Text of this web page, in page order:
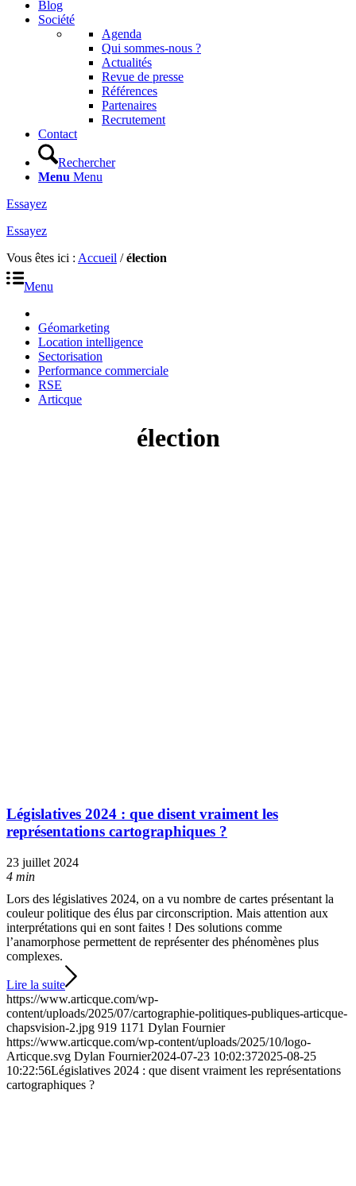
Blog
Société
Agenda
Qui sommes-nous ?
Actualités
Revue de presse
Références
Partenaires
Recrutement
Contact
Rechercher
Menu Menu
Essayez
Essayez
Vous êtes ici : Accueil /élection
Menu
Géomarketing
Location intelligence
Sectorisation
Performance commerciale
RSE
Articque
élection
Législatives 2024 : que disent vraiment les
représentations cartographiques ?
23 juillet 2024
4 min
Lors des législatives 2024, on a vu nombre de cartes présentant la
couleur politique des élus par circonscription. Mais attention aux
interprétations qui en sont faites ! Des solutions comme
l’anamorphose permettent de représenter des phénomènes plus
complexes.
Lire la suite
https://www.articque.com/wp-
content/uploads/2025/07/cartographie-politiques-publiques-articque-
chapsvision-2.jpg 919 1171 Dylan Fournier
https://www.articque.com/wp-content/uploads/2025/10/logo-
Articque.svg Dylan Fournier2024-07-23 10:02:372025-08-25
10:22:56Législatives 2024 : que disent vraiment les représentations
cartographiques ?